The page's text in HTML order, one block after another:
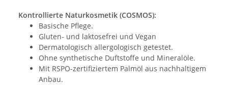
Kontrollierte Naturkosmetik (COSMOS):
Basische Pflege.
Gluten- und laktosefrei und Vegan
Dermatologisch allergologisch getestet.
Ohne synthetische Duftstoffe und Mineralöle.
Mit RSPO-zertifiziertem Palmöl aus nachhaltigem
Anbau.